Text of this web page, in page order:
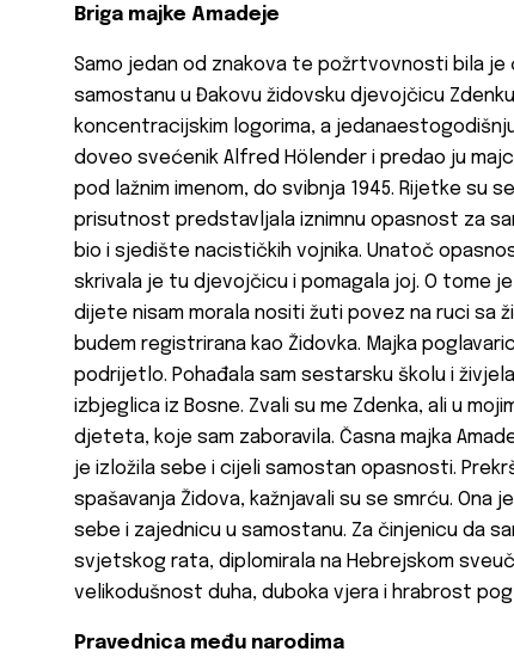
Briga majke Amadeje
Samo jedan od znakova te požrtvovnosti bila je
samostanu u Đakovu židovsku djevojčicu
koncentracijskim logorima, a
doveo svećenik Alfred Hölender i predao ju
pod lažnim imenom, do svibnja 1945. Rijetke
prisutnost predstavljala iznimnu opasnost za
bio i sjedište nacističkih vojnika. Unatoč
skrivala je tu djevojčicu i pomagala joj. O tome
dijete nisam morala nositi žuti povez na ruci sa
budem registrirana kao Židovka. Majka
podrijetlo. Pohađala sam sestarsku školu i
izbjeglica iz Bosne. Zvali su me Zdenka, ali u
djeteta, koje sam zaboravila. Časna majka
je izložila sebe i cijeli samostan opasnosti.
spašavanja Židova, kažnjavali su se smrću.
sebe i zajednicu u samostanu. Za činjenicu da
svjetskog rata, diplomirala na Hebrejskom
velikodušnost duha, duboka vjera i hrabrost
Pravednica među narodima